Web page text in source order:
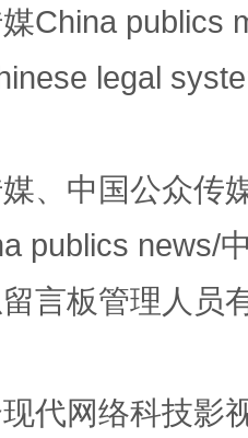
China publics
legal
、中国公众传
publics news/
言板管理人员
代网络科技影